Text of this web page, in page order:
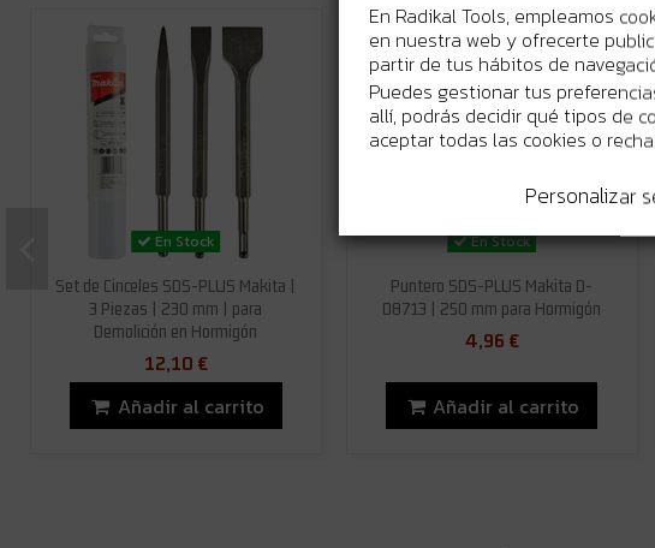
En Stock
Set de Cinceles SDS-PLUS Makita |
3 Piezas | 230 mm | para
Demolición en Hormigón
12,10 €
Añadir al carrito
En Stock
Puntero SDS-PLUS Makita D-
08713 | 250 mm para Hormigón
4,96 €
Añadir al carrito
En Radikal Tools, empleamos
en nuestra web y ofrecerte
partir de tus hábitos de
Puedes gestionar tus
allí, podrás decidir qué tipos de
aceptar todas las cookies o
Personalizar